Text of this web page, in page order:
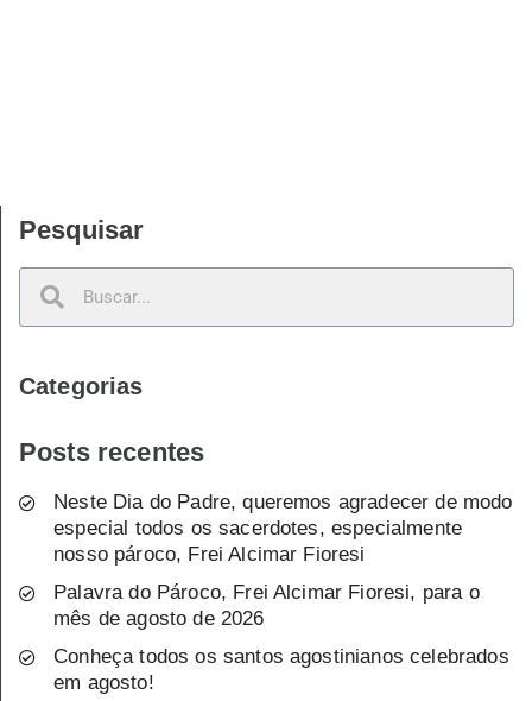
Pesquisar
Categorias
Posts recentes
Neste Dia do Padre, queremos agradecer de modo
especial todos os sacerdotes, especialmente
nosso pároco, Frei Alcimar Fioresi
Palavra do Pároco, Frei Alcimar Fioresi, para o
mês de agosto de 2026
Conheça todos os santos agostinianos celebrados
em agosto!